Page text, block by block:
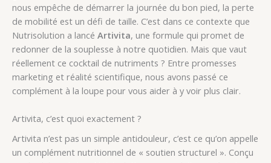
nous empêche de démarrer la journée du bon pied, la perte
de mobilité est un défi de taille. C’est dans ce contexte que
Nutrisolution a lancé Artivita, une formule qui promet de
redonner de la souplesse à notre quotidien. Mais que vaut
réellement ce cocktail de nutriments ? Entre promesses
marketing et réalité scientifique, nous avons passé ce
complément à la loupe pour vous aider à y voir plus clair.
Artivita, c’est quoi exactement ?
Artivita n’est pas un simple antidouleur, c’est ce qu’on appelle
un complément nutritionnel de « soutien structurel ». Conçu